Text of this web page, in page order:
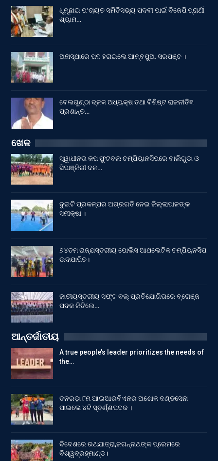
ଧୂମୂଛାଇ ପଂଚାୟତ ସମିତିସଭ୍ୟ ପଦବୀ ପାଇଁ ବିଜେପି ପ୍ରାର୍ଥୀ
ଶ୍ୟାମ…
ଅନାସ୍ଥାରେ ପଦ ହରାଇଲେ ଆମ୍ବପୁଆ ସରପଞ୍ଚ ।
ବେଲଗୁଣ୍ଠା ବ୍ଳକ ଅଧ୍ୟକ୍ଷ ତଥା ବିଶିଷ୍ଟ ରାଜନୀତିଜ୍ଞ
ପ୍ରଶାନ୍ତ…
ଖେଳ
ସ୍ୱାଧୀନତା କପ ଫୁଟବଲ ଚମ୍ପିୟାନସିପରେ ବାଲିଗୁଡା ଓ
ସିପାଞ୍ଜିରୀ ଦଳ…
ଦୁଇଟି ପ୍ରକଳ୍ପର ଅଗ୍ରଗତି ନେଇ ଜିଲ୍ଲାପାଳଙ୍କ
ସମୀକ୍ଷା ।
୭୪ତମ ରାଜ୍ଯସ୍ତରୀୟ ପୋଲିସ ଆଥଲେଟିକ ଚମ୍ପିୟନସିପ
ଉଦଯାପିତ।
ଜାତୀୟସ୍ତରୀୟ ସଫ୍ଟ ବଲ୍ ପ୍ରତିଯୋଗିତାରେ ବ୍ରୋଞ୍ଜ
ପଦକ ଜିତିଲେ…
ଆନ୍ତର୍ଜାତୀୟ
A true people’s leader prioritizes the needs of
the…
ତନରଡ଼ା ୮ମ ଆଇଆରବିଏନର ଅଶୋକ ଦଣ୍ଡସେନା
ପାଇଲେ ୪ଟି ସ୍ବର୍ଣ୍ଣପଦକ ।
ବିଦେଶରେ ରଥଯାତ୍ରା,ଜଗନ୍ନାଥଙ୍କ ପ୍ରେମରେ
ବିଶ୍ୱବ୍ରହ୍ମାଣ୍ଡ।